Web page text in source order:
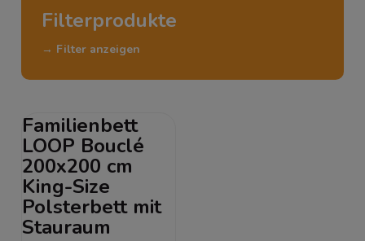
Filterprodukte
→ Filter anzeigen
Familienbett
LOOP Bouclé
200x200 cm
King-Size
Polsterbett mit
Stauraum